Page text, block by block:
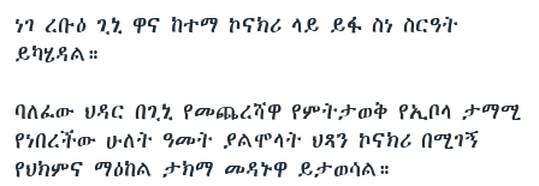
ነገ ረቡዕ ጊኒ ዋና ከተማ ኮናክሪ ላይ ይፋ ስነ ስርዓት
ይካሄዳል።
ባለፈው ህዳር በጊኒ የመጨረሻዋ የምትታወቅ የኢቦላ ታማሚ
የነበረችው ሁለት ዓመት ያልሞላት ህጻን ኮናክሪ በሚገኝ
የህክምና ማዕከል ታክማ መዳኑዋ ይታወሳል።